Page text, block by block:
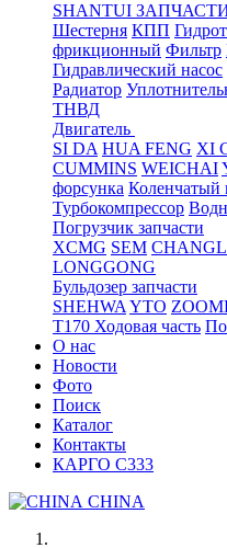
SHANTUI
Шестерня КПП
фрикционный Фильтр
Гидравлический насос
Радиатор
ТНВД
Двигатель
SI DA HUA FENG XI
CUMMINS WEICHAI
форсунка Коленчатый
Турбокомпрессор
Погрузчик запчасти
XCMG SEM
LONGGONG
Бульдозер запчасти
SHEHWA YTO
T170 Ходовая часть
О нас
Новости
Фото
Поиск
Каталог
Контакты
КАРГО С333
CHINA